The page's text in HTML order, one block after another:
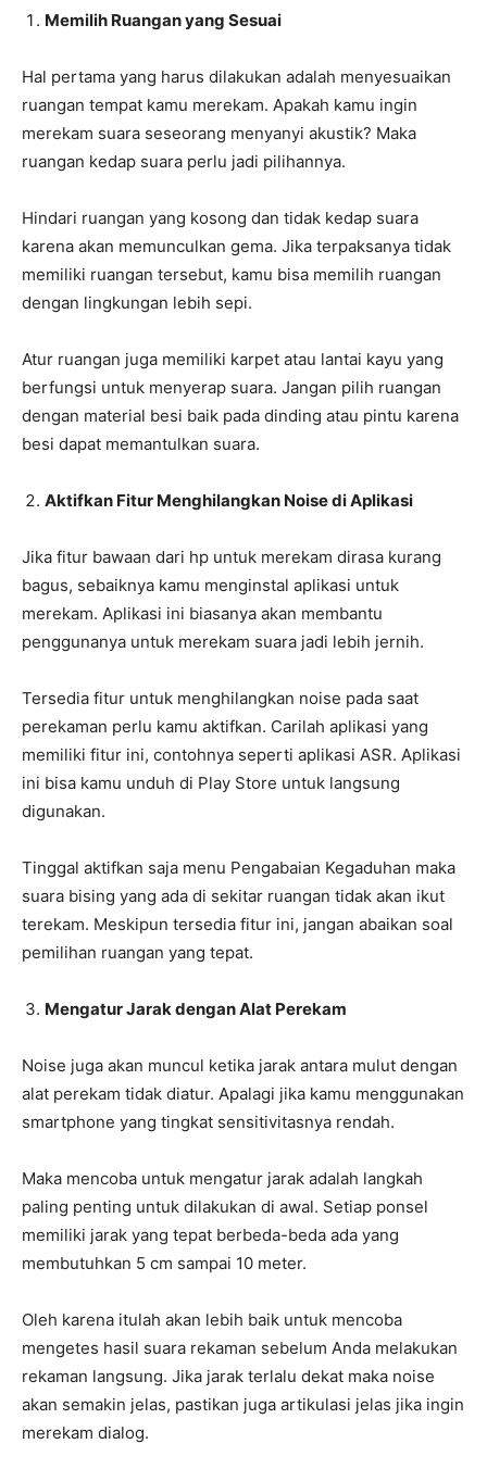
Memilih Ruangan yang Sesuai
Hal pertama yang harus dilakukan adalah menyesuaikan
ruangan tempat kamu merekam. Apakah kamu ingin
merekam suara seseorang menyanyi akustik? Maka
ruangan kedap suara perlu jadi pilihannya.
Hindari ruangan yang kosong dan tidak kedap suara
karena akan memunculkan gema. Jika terpaksanya tidak
memiliki ruangan tersebut, kamu bisa memilih ruangan
dengan lingkungan lebih sepi.
Atur ruangan juga memiliki karpet atau lantai kayu yang
berfungsi untuk menyerap suara. Jangan pilih ruangan
dengan material besi baik pada dinding atau pintu karena
besi dapat memantulkan suara.
Aktifkan Fitur Menghilangkan Noise di Aplikasi
Jika fitur bawaan dari hp untuk merekam dirasa kurang
bagus, sebaiknya kamu menginstal aplikasi untuk
merekam. Aplikasi ini biasanya akan membantu
penggunanya untuk merekam suara jadi lebih jernih.
Tersedia fitur untuk menghilangkan noise pada saat
perekaman perlu kamu aktifkan. Carilah aplikasi yang
memiliki fitur ini, contohnya seperti aplikasi ASR. Aplikasi
ini bisa kamu unduh di Play Store untuk langsung
digunakan.
Tinggal aktifkan saja menu Pengabaian Kegaduhan maka
suara bising yang ada di sekitar ruangan tidak akan ikut
terekam. Meskipun tersedia fitur ini, jangan abaikan soal
pemilihan ruangan yang tepat.
Mengatur Jarak dengan Alat Perekam
Noise juga akan muncul ketika jarak antara mulut dengan
alat perekam tidak diatur. Apalagi jika kamu menggunakan
smartphone yang tingkat sensitivitasnya rendah.
Maka mencoba untuk mengatur jarak adalah langkah
paling penting untuk dilakukan di awal. Setiap ponsel
memiliki jarak yang tepat berbeda-beda ada yang
membutuhkan 5 cm sampai 10 meter.
Oleh karena itulah akan lebih baik untuk mencoba
mengetes hasil suara rekaman sebelum Anda melakukan
rekaman langsung. Jika jarak terlalu dekat maka noise
akan semakin jelas, pastikan juga artikulasi jelas jika ingin
merekam dialog.